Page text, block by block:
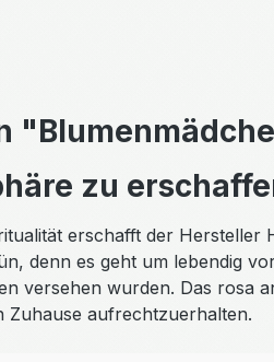
zu
erschafft der
denn es geht um lebendig
versehen wurden. Das rosa
Zuhause aufrechtzuerhalten.